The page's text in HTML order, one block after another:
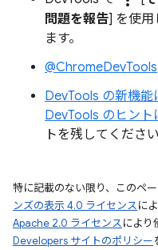
問題を報告] を使用
ます。
@ChromeDevTools
DevTools の新機能
DevTools のヒント
トを残してください
特に記載のない限り、このペ
ンズの表示 4.0 ライセンスに
Apache 2.0 ライセンスにより
Developers サイトのポリシー